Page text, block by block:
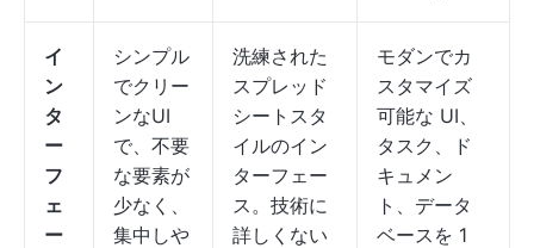
イ
ン
タ
ー
フ
ェ
ー
シンプル
でクリー
ンなUI
で、不要
な要素が
少なく、
集中しや
洗練された
スプレッド
シートスタ
イルのイン
ターフェー
ス。技術に
詳しくない
モダンでカ
スタマイズ
可能な UI、
タスク、ド
キュメン
ト、データ
ベースを 1